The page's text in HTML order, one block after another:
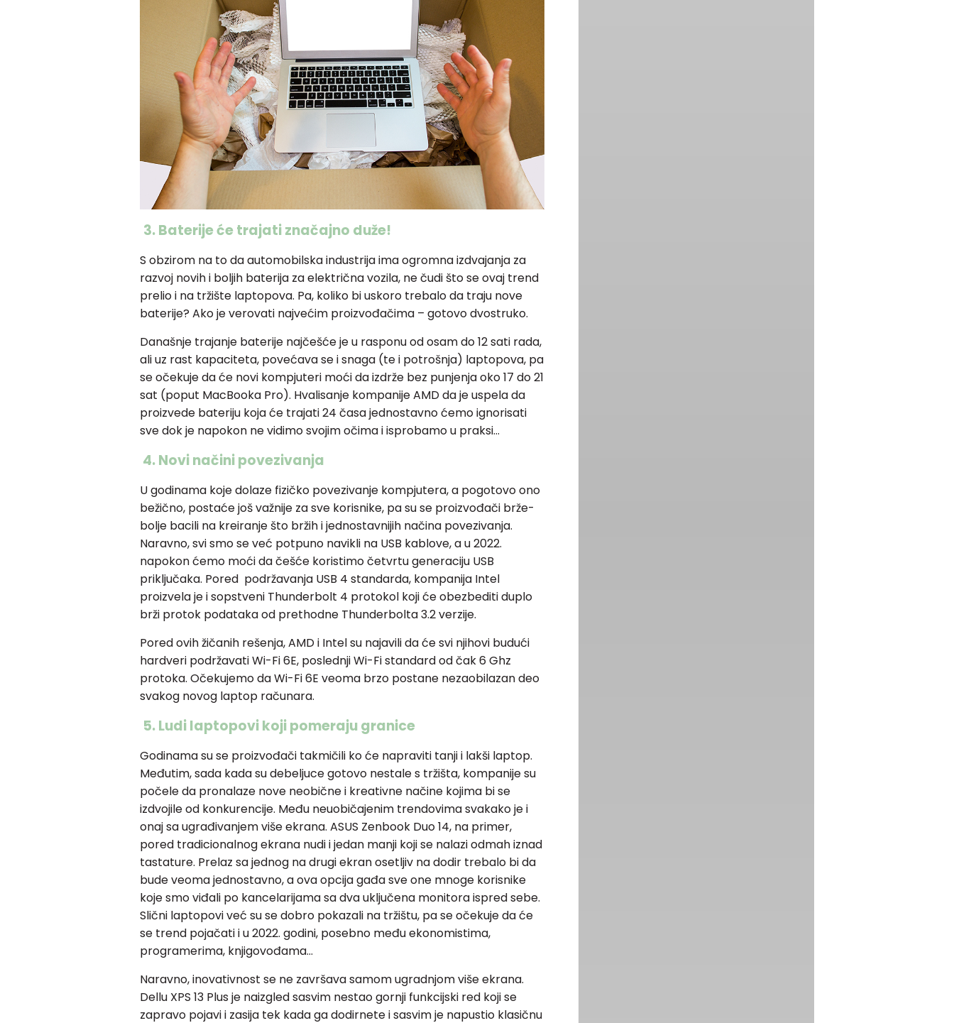
3. Baterije će trajati značajno duže!
S obzirom na to da automobilska industrija ima ogromna izdvajanja za
razvoj novih i boljih baterija za električna vozila, ne čudi što se ovaj trend
prelio i na tržište laptopova. Pa, koliko bi uskoro trebalo da traju nove
baterije? Ako je verovati najvećim proizvođačima – gotovo dvostruko.
Današnje trajanje baterije najčešće je u rasponu od osam do 12 sati rada,
ali uz rast kapaciteta, povećava se i snaga (te i potrošnja) laptopova, pa
se očekuje da će novi kompjuteri moći da izdrže bez punjenja oko 17 do 21
sat (poput MacBooka Pro). Hvalisanje kompanije AMD da je uspela da
proizvede bateriju koja će trajati 24 časa jednostavno ćemo ignorisati
sve dok je napokon ne vidimo svojim očima i isprobamo u praksi…
4. Novi načini povezivanja
U godinama koje dolaze fizičko povezivanje kompjutera, a pogotovo ono
bežično, postaće još važnije za sve korisnike, pa su se proizvođači brže-
bolje bacili na kreiranje što bržih i jednostavnijih načina povezivanja.
Naravno, svi smo se već potpuno navikli na USB kablove, a u 2022.
napokon ćemo moći da češće koristimo četvrtu generaciju USB
priključaka. Pored podržavanja USB 4 standarda, kompanija Intel
proizvela je i sopstveni Thunderbolt 4 protokol koji će obezbediti duplo
brži protok podataka od prethodne Thunderbolta 3.2 verzije.
Pored ovih žičanih rešenja, AMD i Intel su najavili da će svi njihovi budući
hardveri podržavati Wi-Fi 6E, poslednji Wi-Fi standard od čak 6 Ghz
protoka. Očekujemo da Wi-Fi 6E veoma brzo postane nezaobilazan deo
svakog novog laptop računara.
5. Ludi laptopovi koji pomeraju granice
Godinama su se proizvođači takmičili ko će napraviti tanji i lakši laptop.
Međutim, sada kada su debeljuce gotovo nestale s tržišta, kompanije su
počele da pronalaze nove neobične i kreativne načine kojima bi se
izdvojile od konkurencije. Među neuobičajenim trendovima svakako je i
onaj sa ugrađivanjem više ekrana. ASUS Zenbook Duo 14, na primer,
pored tradicionalnog ekrana nudi i jedan manji koji se nalazi odmah iznad
tastature. Prelaz sa jednog na drugi ekran osetljiv na dodir trebalo bi da
bude veoma jednostavno, a ova opcija gađa sve one mnoge korisnike
koje smo viđali po kancelarijama sa dva uključena monitora ispred sebe.
Slični laptopovi već su se dobro pokazali na tržištu, pa se očekuje da će
se trend pojačati i u 2022. godini, posebno među ekonomistima,
programerima, knjigovođama…
Naravno, inovativnost se ne završava samom ugradnjom više ekrana.
Dellu XPS 13 Plus je naizgled sasvim nestao gornji funkcijski red koji se
zapravo pojavi i zasija tek kada ga dodirnete i sasvim je napustio klasičnu